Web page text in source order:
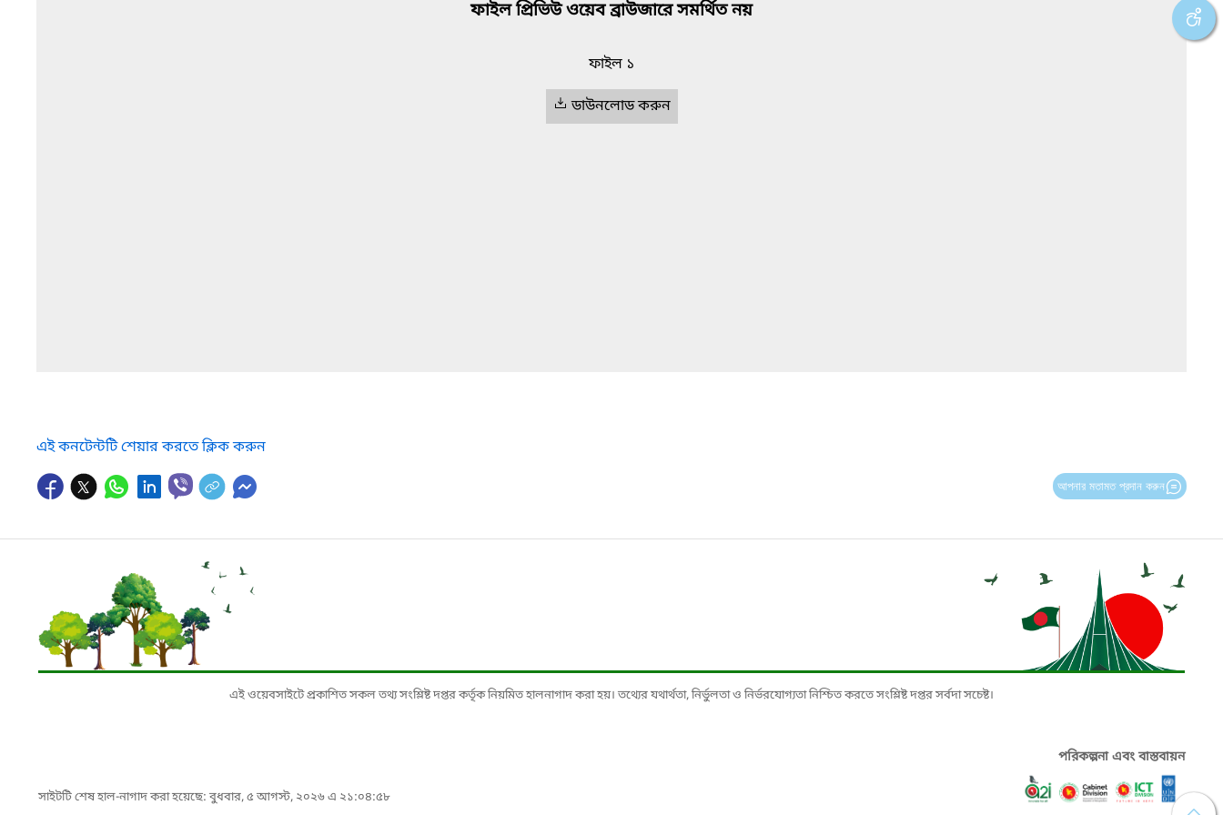
ফাইল প্রিভিউ ওয়েব ব্রাউজারে সমর্থিত নয়
ফাইল ১
ডাউনলোড করুন
এই কনটেন্টটি শেয়ার করতে ক্লিক করুন
আপনার মতামত প্রদান করুন
এই ওয়েবসাইটে প্রকাশিত সকল তথ্য সংশ্লিষ্ট দপ্তর কর্তৃক নিয়মিত হালনাগাদ করা হয়। তথ্যের যথার্থতা, নির্ভুলতা ও নির্ভরযোগ্যতা নিশ্চিত করতে সংশ্লিষ্ট দপ্তর সর্বদা সচেষ্ট।
সাইটটি শেষ হাল-নাগাদ করা হয়েছে: বুধবার, ৫ আগস্ট, ২০২৬ এ ২১:০৪:৫৮
পরিকল্পনা এবং বাস্তবায়ন